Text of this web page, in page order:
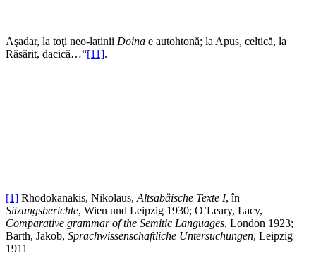
Aşadar, la toţi neo-latinii Doina e autohtonă; la Apus, celtică, la
Răsărit, dacică…“[11].
[1] Rhodokanakis, Nikolaus, Altsabäische Texte I, în
Sitzungsberichte, Wien und Leipzig 1930; O’Leary, Lacy,
Comparative grammar of the Semitic Languages, London 1923;
Barth, Jakob, Sprachwissenschaftliche Untersuchungen, Leipzig
1911